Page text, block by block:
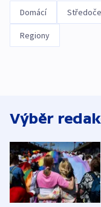
Domácí
Regiony
Výběr